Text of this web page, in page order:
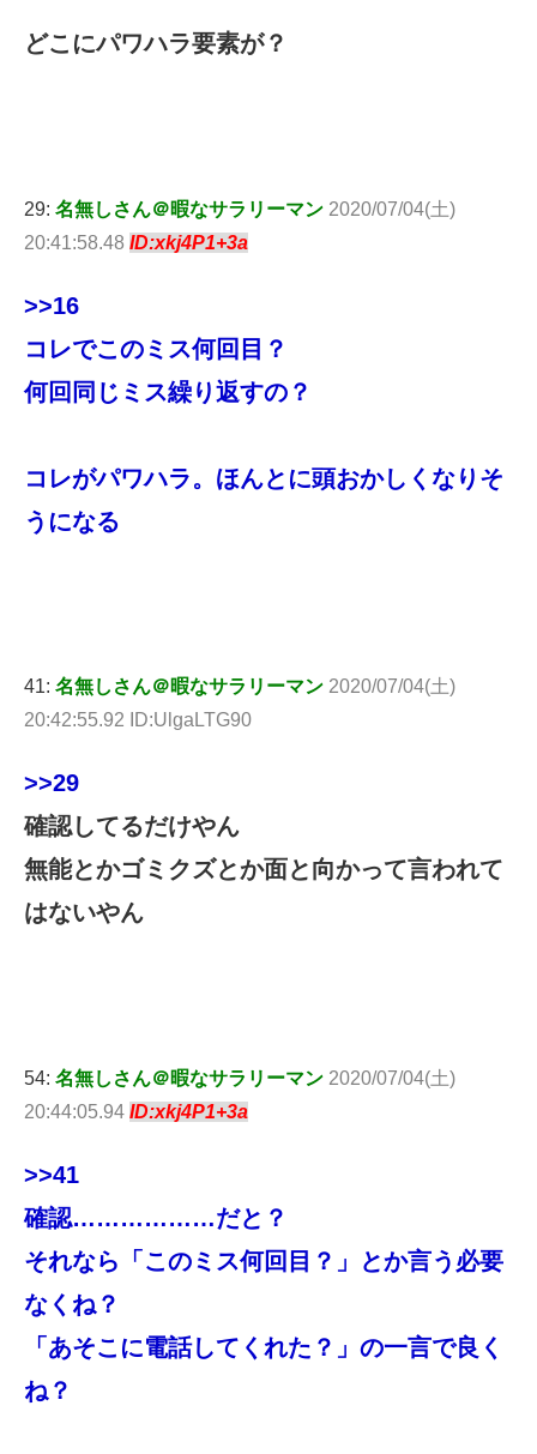
どこにパワハラ要素が？
29: 名無しさん＠暇なサラリーマン 2020/07/04(土)
20:41:58.48 ID:xkj4P1+3a
>>16
コレでこのミス何回目？
何回同じミス繰り返すの？
コレがパワハラ。ほんとに頭おかしくなりそ
うになる
41: 名無しさん＠暇なサラリーマン 2020/07/04(土)
20:42:55.92 ID:UlgaLTG90
>>29
確認してるだけやん
無能とかゴミクズとか面と向かって言われて
はないやん
54: 名無しさん＠暇なサラリーマン 2020/07/04(土)
20:44:05.94 ID:xkj4P1+3a
>>41
確認………………だと？
それなら「このミス何回目？」とか言う必要
なくね？
「あそこに電話してくれた？」の一言で良く
ね？